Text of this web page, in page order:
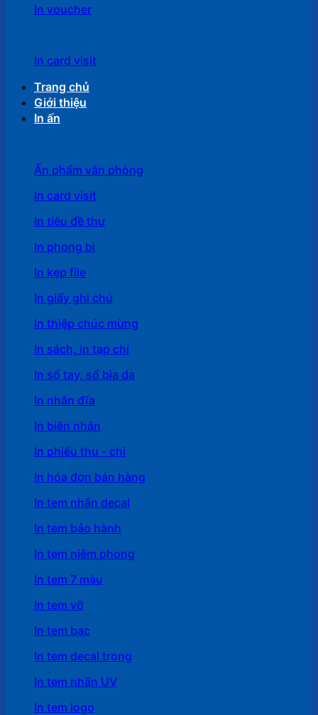
In voucher
In card visit
Trang chủ
Giới thiệu
In ấn
Ấn phẩm văn phòng
In card visit
In tiêu đề thư
In phong bì
In kẹp file
In giấy ghi chú
In thiệp chúc mừng
In sách, in tạp chí
In sổ tay, sổ bìa da
In nhãn đĩa
In biên nhận
In phiếu thu - chi
In hóa đơn bán hàng
In tem nhãn decal
In tem bảo hành
In tem niêm phong
In tem 7 màu
In tem vỡ
In tem bạc
In tem decal trong
In tem nhãn UV
In tem logo